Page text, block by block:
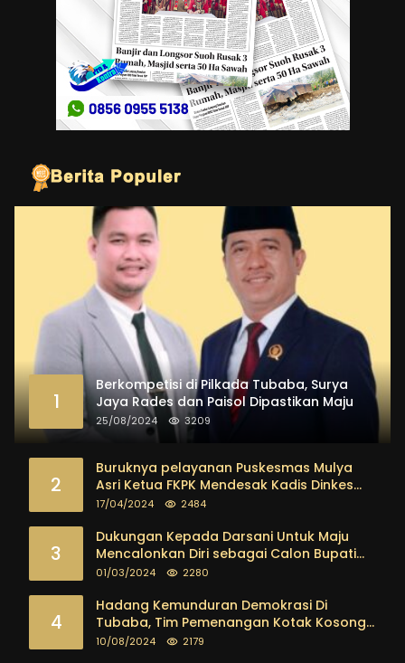
1
Berkompetisi di Pilkada Tubaba, Surya
Jaya Rades dan Paisol Dipastikan Maju
25/08/2024 3209
2
Buruknya pelayanan Puskesmas Mulya
Asri Ketua FKPK Mendesak Kadis Dinkes
Tubaba Ambil Tindakan Tegas
17/04/2024 2484
3
Dukungan Kepada Darsani Untuk Maju
Mencalonkan Diri sebagai Calon Bupati
Tubaba Terus Mengalir Baik Dari
masyarakat
01/03/2024 2280
4
Hadang Kemunduran Demokrasi Di
Tubaba, Tim Pemenangan Kotak Kosong
Segera Dibentuk
10/08/2024 2179